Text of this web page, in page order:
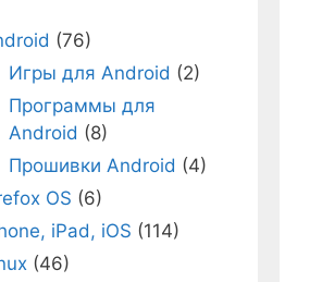
(76)
Игры для Android (2)
Программы для
Android (8)
Прошивки Android (4)
OS (6)
iPad, iOS (114)
(46)